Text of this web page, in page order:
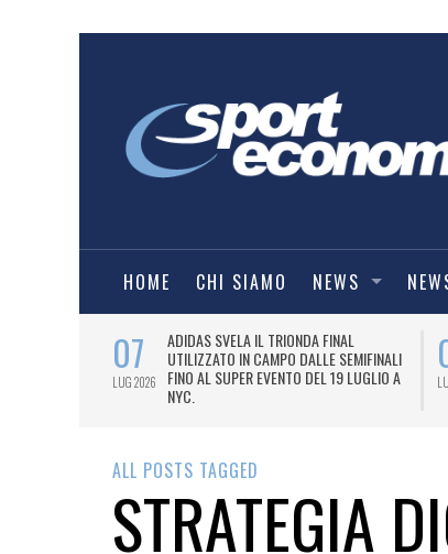
HOME CHI SIAMO NEWS
07
LUG 2026
ADIDAS SVELA IL TRIONDA FINAL
UTILIZZATO IN CAMPO DALLE SEMIFINALI
FINO AL SUPER EVENTO DEL 19 LUGLIO A
NYC.
ALL POSTS TAGGED
STRATEGIA